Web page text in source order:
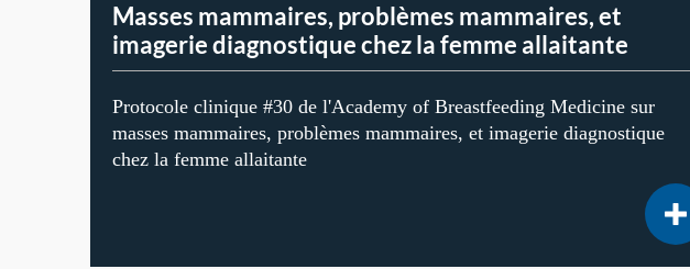
Masses mammaires, problèmes mammaires, et
imagerie diagnostique chez la femme allaitante
Protocole clinique #30 de l'Academy of Breastfeeding Medicine sur
masses mammaires, problèmes mammaires, et imagerie diagnostique
chez la femme allaitante